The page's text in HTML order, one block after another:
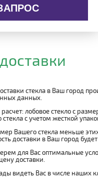
стекла в Ваш город
данных.
расчет: лобовое стекло с
стекла с учетом жесткой
Вашего стекла меньше
доставки в Ваш город
для Вас оптимальные
доставки.
видеть Вас в числе наших